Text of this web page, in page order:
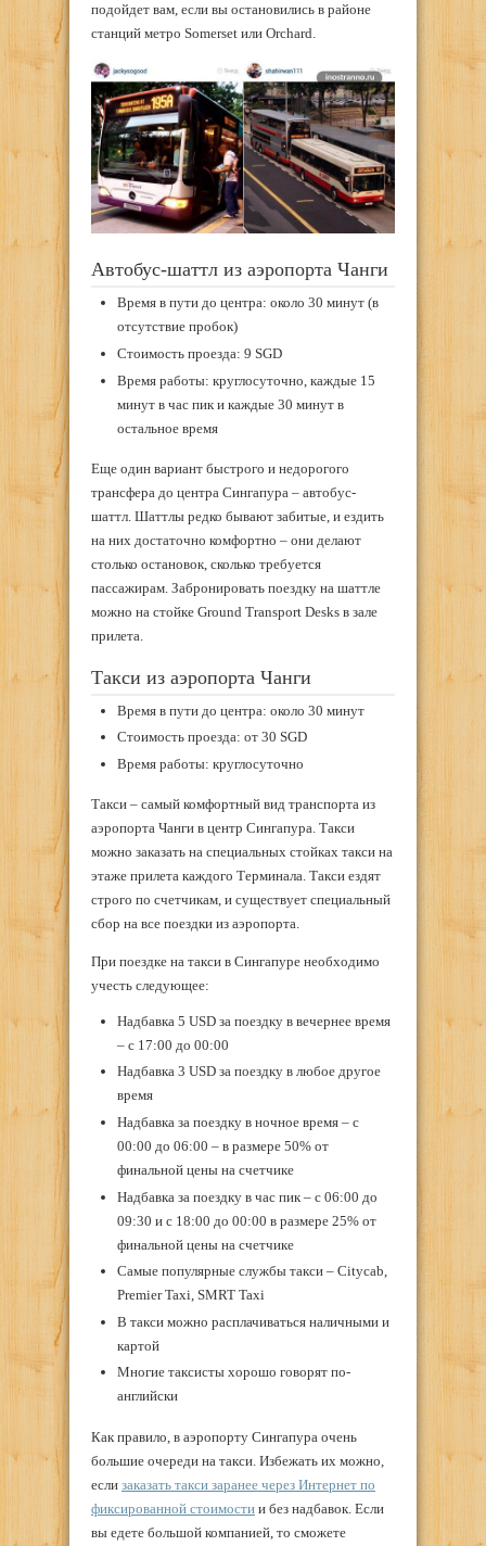
подойдет вам, если вы остановились в районе
станций метро Somerset или Orchard.
Автобус-шаттл из аэропорта Чанги
Время в пути до центра: около 30 минут (в
отсутствие пробок)
Стоимость проезда: 9 SGD
Время работы: круглосуточно, каждые 15
минут в час пик и каждые 30 минут в
остальное время
Еще один вариант быстрого и недорогого
трансфера до центра Сингапура – автобус-
шаттл. Шаттлы редко бывают забитые, и ездить
на них достаточно комфортно – они делают
столько остановок, сколько требуется
пассажирам. Забронировать поездку на шаттле
можно на стойке Ground Transport Desks в зале
прилета.
Такси из аэропорта Чанги
Время в пути до центра: около 30 минут
Стоимость проезда: от 30 SGD
Время работы: круглосуточно
Такси – самый комфортный вид транспорта из
аэропорта Чанги в центр Сингапура. Такси
можно заказать на специальных стойках такси на
этаже прилета каждого Терминала. Такси ездят
строго по счетчикам, и существует специальный
сбор на все поездки из аэропорта.
При поездке на такси в Сингапуре необходимо
учесть следующее:
Надбавка 5 USD за поездку в вечернее время
– с 17:00 до 00:00
Надбавка 3 USD за поездку в любое другое
время
Надбавка за поездку в ночное время – с
00:00 до 06:00 – в размере 50% от
финальной цены на счетчике
Надбавка за поездку в час пик – с 06:00 до
09:30 и с 18:00 до 00:00 в размере 25% от
финальной цены на счетчике
Самые популярные службы такси – Citycab,
Premier Taxi, SMRT Taxi
В такси можно расплачиваться наличными и
картой
Многие таксисты хорошо говорят по-
английски
Как правило, в аэропорту Сингапура очень
большие очереди на такси. Избежать их можно,
если заказать такси заранее через Интернет по
фиксированной стоимости и без надбавок. Если
вы едете большой компанией, то сможете